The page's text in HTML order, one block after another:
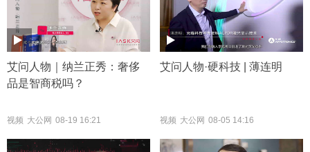
艾问人物｜纳兰正秀：奢侈
品是智商税吗？
视频 大公网 08-19 16:21
艾问人物·硬科技 | 薄连明
视频 大公网 08-05 14:16